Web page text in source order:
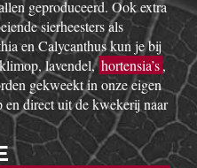
geproduceerd. Ook extra
sierheesters als
en Calycanthus kun je bij
lavendel,hortensia’s,
gekweekt in onze eigen
direct uit de kwekerij naar